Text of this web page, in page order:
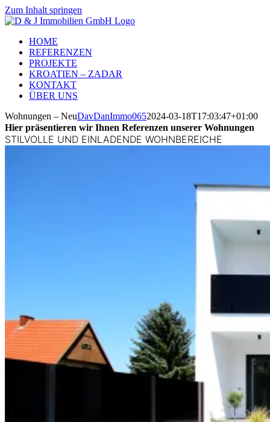
Zum Inhalt springen
HOME
REFERENZEN
PROJEKTE
KROATIEN – ZADAR
KONTAKT
ÜBER UNS
Wohnungen – NeuDavDanImmo0652024-03-18T17:03:47+01:00
Hier präsentieren wir Ihnen Referenzen unserer Wohnungen
STILVOLLE UND EINLADENDE WOHNBEREICHE